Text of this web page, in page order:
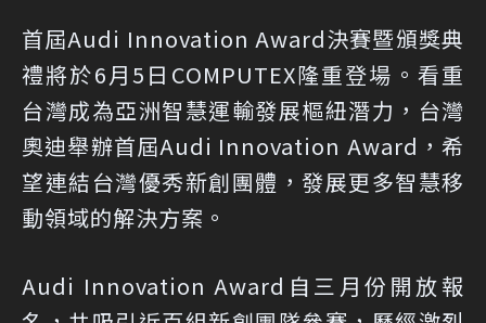
首屆Audi Innovation Award決賽暨頒獎典
禮將於6月5日COMPUTEX隆重登場。看重
台灣成為亞洲智慧運輸發展樞紐潛力，台灣
奧迪舉辦首屆Audi Innovation Award，希
望連結台灣優秀新創團體，發展更多智慧移
動領域的解決方案。
Audi Innovation Award自三月份開放報